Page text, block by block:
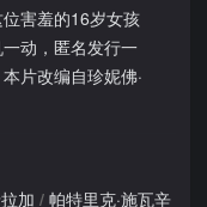
害羞的16岁女孩
动，匿名发行一
片改编自珍妮佛·
加 / 帕特里克·施瓦辛